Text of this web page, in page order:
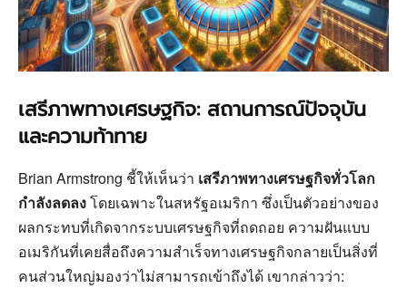
เสรีภาพทางเศรษฐกิจ: สถานการณ์ปัจจุบัน
และความท้าทาย
Brian Armstrong ชี้ให้เห็นว่า เสรีภาพทางเศรษฐกิจทั่วโลก
กำลังลดลงโดยเฉพาะในสหรัฐอเมริกา ซึ่งเป็นตัวอย่างของ
ผลกระทบที่เกิดจากระบบเศรษฐกิจที่ถดถอย ความฝันแบบ
อเมริกันที่เคยสื่อถึงความสำเร็จทางเศรษฐกิจกลายเป็นสิ่งที่
คนส่วนใหญ่มองว่าไม่สามารถเข้าถึงได้ เขากล่าวว่า: